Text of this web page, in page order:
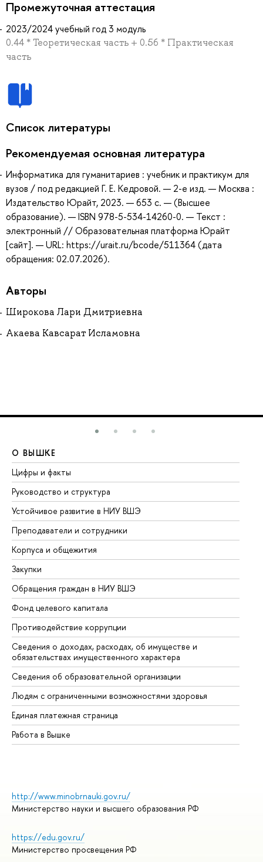
Промежуточная аттестация
2023/2024 учебный год 3 модуль
0.44 * Теоретическая часть + 0.56 * Практическая
часть
Список литературы
Рекомендуемая основная литература
Информатика для гуманитариев : учебник и практикум для
вузов / под редакцией Г. Е. Кедровой. — 2-е изд. — Москва :
Издательство Юрайт, 2023. — 653 с. — (Высшее
образование). — ISBN 978-5-534-14260-0. — Текст :
электронный // Образовательная платформа Юрайт
[сайт]. — URL: https://urait.ru/bcode/511364 (дата
обращения: 02.07.2026).
Авторы
Широкова Лари Дмитриевна
Акаева Кавсарат Исламовна
О ВЫШКЕ
Цифры и факты
Руководство и структура
Устойчивое развитие в НИУ ВШЭ
Преподаватели и сотрудники
Корпуса и общежития
Закупки
Обращения граждан в НИУ ВШЭ
Фонд целевого капитала
Противодействие коррупции
Сведения о доходах, расходах, об имуществе и
обязательствах имущественного характера
Сведения об образовательной организации
Людям с ограниченными возможностями здоровья
Единая платежная страница
Работа в Вышке
http://www.minobrnauki.gov.ru/
Министерство науки и высшего образования РФ
https://edu.gov.ru/
Министерство просвещения РФ